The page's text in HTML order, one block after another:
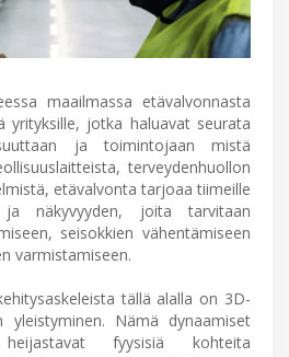
maailmassa etävalvonnasta
yrityksille, jotka haluavat seurata
ja toimintojaan mistä
terveydenhuollon
etävalvonta tarjoaa tiimeille
ja näkyvyyden, joita tarvitaan
seisokkien vähentämiseen
varmistamiseen.
tällä alalla on 3D-
yleistyminen. Nämä dynaamiset
fyysisiä kohteita